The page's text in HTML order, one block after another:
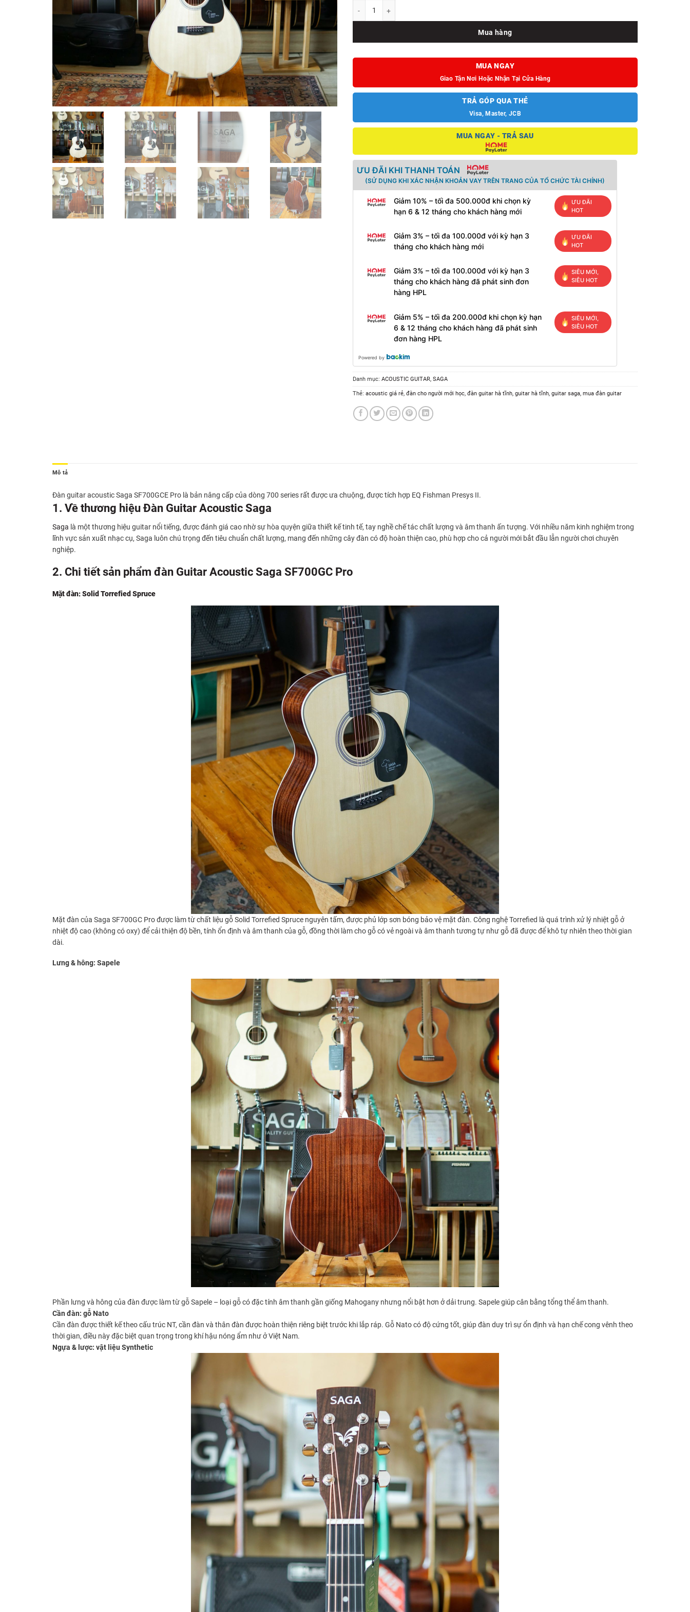
Mua hàng
MUA NGAY
Giao Tận Nơi Hoặc Nhận Tại Cửa Hàng
TRẢ GÓP QUA THẺ
Visa, Master, JCB
MUA NGAY - TRẢ SAU
ƯU ĐÃI KHI THANH TOÁN
(SỬ DỤNG KHI XÁC NHẬN KHOẢN VAY TRÊN TRANG CỦA TỔ CHỨC TÀI CHÍNH)
Giảm 10% – tối đa 500.000đ khi chọn kỳ
hạn 6 & 12 tháng cho khách hàng mới
ƯU ĐÃI
HOT
Giảm 3% – tối đa 100.000đ với kỳ hạn 3
tháng cho khách hàng mới
ƯU ĐÃI
HOT
Giảm 3% – tối đa 100.000đ với kỳ hạn 3
tháng cho khách hàng đã phát sinh đơn
hàng HPL
SIÊU MỚI,
SIÊU HOT
Giảm 5% – tối đa 200.000đ khi chọn kỳ hạn
6 & 12 tháng cho khách hàng đã phát sinh
đơn hàng HPL
SIÊU MỚI,
SIÊU HOT
Powered by
Danh mục: ACOUSTIC GUITAR, SAGA
Thẻ: acoustic giá rẻ, đàn cho người mới học, đàn guitar hà tĩnh, guitar hà tĩnh, guitar saga, mua đàn guitar
Mô tả
Đàn guitar acoustic Saga SF700GCE Pro là bản nâng cấp của dòng 700 series rất được ưa chuộng, được tích hợp EQ Fishman Presys II.
1. Về thương hiệu Đàn Guitar Acoustic Saga
Saga là một thương hiệu guitar nổi tiếng, được đánh giá cao nhờ sự hòa quyện giữa thiết kế tinh tế, tay nghề chế tác chất lượng và âm thanh ấn tượng. Với nhiều năm kinh nghiệm trong
lĩnh vực sản xuất nhạc cụ, Saga luôn chú trọng đến tiêu chuẩn chất lượng, mang đến những cây đàn có độ hoàn thiện cao, phù hợp cho cả người mới bắt đầu lẫn người chơi chuyên
nghiệp.
2. Chi tiết sản phẩm đàn Guitar Acoustic Saga SF700GC Pro
Mặt đàn: Solid Torrefied Spruce
Mặt đàn của Saga SF700GC Pro được làm từ chất liệu gỗ Solid Torrefied Spruce nguyên tấm, được phủ lớp sơn bóng bảo vệ mặt đàn. Công nghệ Torrefied là quá trình xử lý nhiệt gỗ ở
nhiệt độ cao (không có oxy) để cải thiện độ bền, tính ổn định và âm thanh của gỗ, đồng thời làm cho gỗ có vẻ ngoài và âm thanh tương tự như gỗ đã được để khô tự nhiên theo thời gian
dài.
Lưng & hông: Sapele
Phần lưng và hông của đàn được làm từ gỗ Sapele – loại gỗ có đặc tính âm thanh gần giống Mahogany nhưng nổi bật hơn ở dải trung. Sapele giúp cân bằng tổng thể âm thanh.
Cần đàn: gỗ Nato
Cần đàn được thiết kế theo cấu trúc NT, cần đàn và thân đàn được hoàn thiện riêng biệt trước khi lắp ráp. Gỗ Nato có độ cứng tốt, giúp đàn duy trì sự ổn định và hạn chế cong vênh theo
thời gian, điều này đặc biệt quan trọng trong khí hậu nóng ẩm như ở Việt Nam.
Ngựa & lược: vật liệu Synthetic